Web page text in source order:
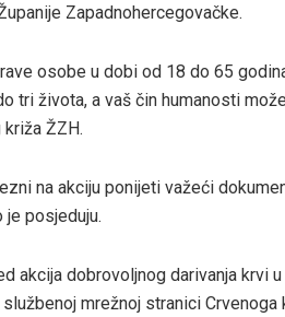
Zapadnohercegovačke.
osobe u dobi od 18 do 65
tri života, a vaš čin humanosti
ŽZH.
na akciju ponijeti važeći
je posjeduju.
akcija dobrovoljnog darivanja krvi
mrežnoj stranici